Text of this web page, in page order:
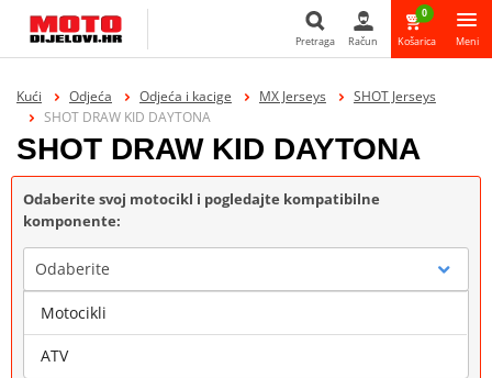
Pretraga
Pretraga Račun
0
Košarica Meni
Kući Odjeća Odjeća i kacige MX Jerseys
SHOT Jerseys
SHOT DRAW KID DAYTONA
SHOT DRAW KID DAYTONA
Odaberite svoj motocikl i pogledajte kompatibilne
komponente:
Odaberite
Marka
Motocikli
ATV